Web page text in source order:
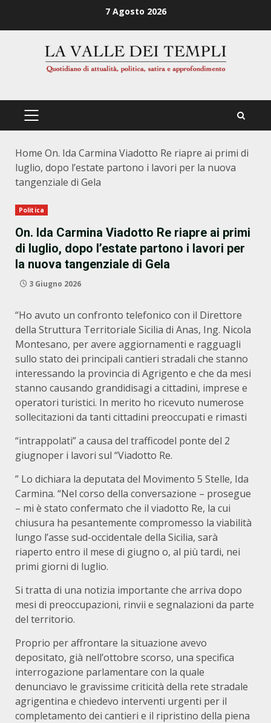
7 Agosto 2026
PRIMÄRES
Home On. Ida Carmina Viadotto Re riapre ai primi di
luglio, dopo l’estate partono i lavori per la nuova
tangenziale di Gela
Politica
On. Ida Carmina Viadotto Re riapre ai primi
di luglio, dopo l’estate partono i lavori per
la nuova tangenziale di Gela
3 Giugno 2026
“Ho avuto un confronto telefonico con il Direttore
della Struttura Territoriale Sicilia di Anas, Ing. Nicola
Montesano, per avere aggiornamenti e ragguagli
sullo stato dei principali cantieri stradali che stanno
interessando la provincia di Agrigento e che da mesi
stanno causando grandidisagi a cittadini, imprese e
operatori turistici. In merito ho ricevuto numerose
sollecitazioni da tanti cittadini preoccupati e rimasti
“intrappolati” a causa del trafficodel ponte del 2
giugnoper i lavori sul “Viadotto Re.
” Lo dichiara la deputata del Movimento 5 Stelle, Ida
Carmina. “Nel corso della conversazione – prosegue
– mi è stato confermato che il viadotto Re, la cui
chiusura ha pesantemente compromesso la viabilità
lungo l’asse sud-occidentale della Sicilia, sarà
riaperto entro il mese di giugno o, al più tardi, nei
primi giorni di luglio.
Si tratta di una notizia importante che arriva dopo
mesi di preoccupazioni, rinvii e segnalazioni da parte
del territorio.
Proprio per affrontare la situazione avevo
depositato, già nell’ottobre scorso, una specifica
interrogazione parlamentare con la quale
denunciavo le gravissime criticità della rete stradale
agrigentina e chiedevo interventi urgenti per il
completamento dei cantieri e il ripristino della piena